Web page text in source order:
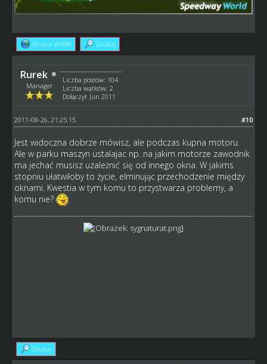
Strona WWW Szukaj
Rurek
Manager
Liczba postów: 104
Liczba wątków: 2
Dołączył: Jun 2011
#10
2011-08-26, 21:25:15
Jest widoczna dobrze mówisz, ale podczas kupna motoru.
Ale w parku maszyn ustalajac np. na jakim motorze zawodnik
ma jechać musisz uzależnić się od innego okna. W jakims
stopniu ułatwiłoby to życie, elminując przechodzenie między
oknami. Kwestia w tym komu to przystwarza problemy, a
komu nie?
Szukaj